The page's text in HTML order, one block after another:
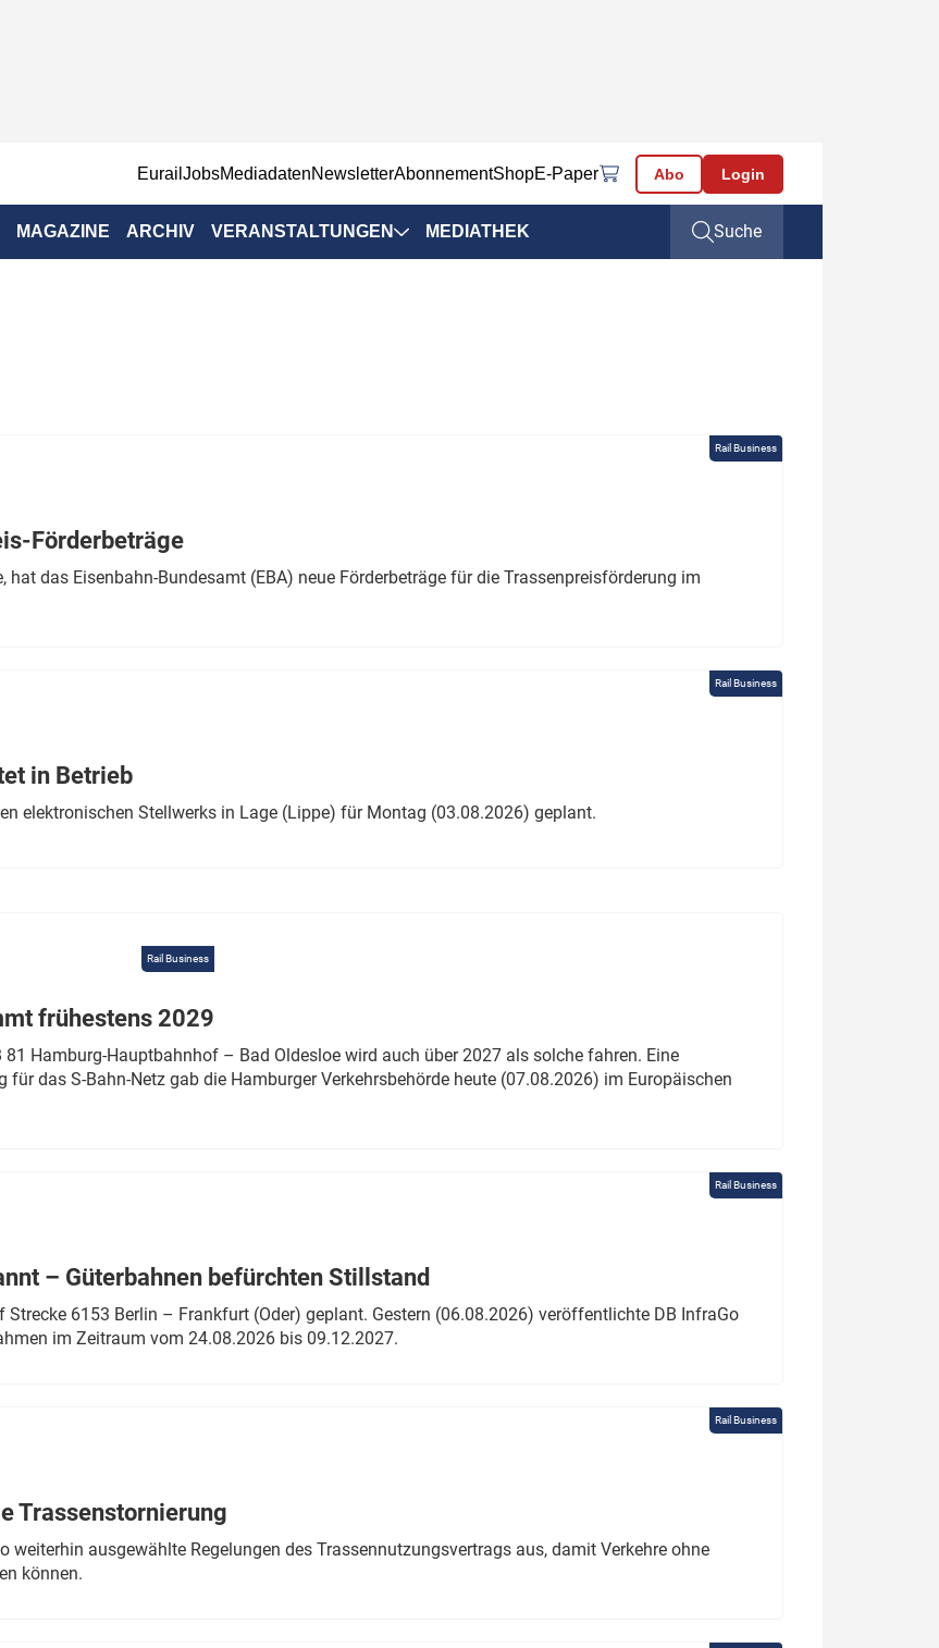
EurailJobsMediadatenNewsletterAbonnementShopE-Paper Abo Login
MAGAZINE ARCHIV VERANSTALTUNGEN MEDIATHEK Suche
Rail Business
Förderbeträge
das Eisenbahn-Bundesamt (EBA) neue Förderbeträge für die Trassenpreisförderung im
Rail Business
in Betrieb
elektronischen Stellwerks in Lage (Lippe) für Montag (03.08.2026) geplant.
Rail Business
frühestens 2029
Hamburg-Hauptbahnhof – Bad Oldesloe wird auch über 2027 als solche fahren. Eine
für das S-Bahn-Netz gab die Hamburger Verkehrsbehörde heute (07.08.2026) im Europäischen
Rail Business
– Güterbahnen befürchten Stillstand
6153 Berlin – Frankfurt (Oder) geplant. Gestern (06.08.2026) veröffentlichte DB InfraGo
im Zeitraum vom 24.08.2026 bis 09.12.2027.
Rail Business
Trassenstornierung
weiterhin ausgewählte Regelungen des Trassennutzungsvertrags aus, damit Verkehre ohne
können.